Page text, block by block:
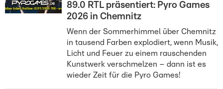
89.0 RTL präsentiert: Pyro Games
2026 in Chemnitz
Wenn der Sommerhimmel über Chemnitz
in tausend Farben explodiert, wenn Musik,
Licht und Feuer zu einem rauschenden
Kunstwerk verschmelzen – dann ist es
wieder Zeit für die Pyro Games!